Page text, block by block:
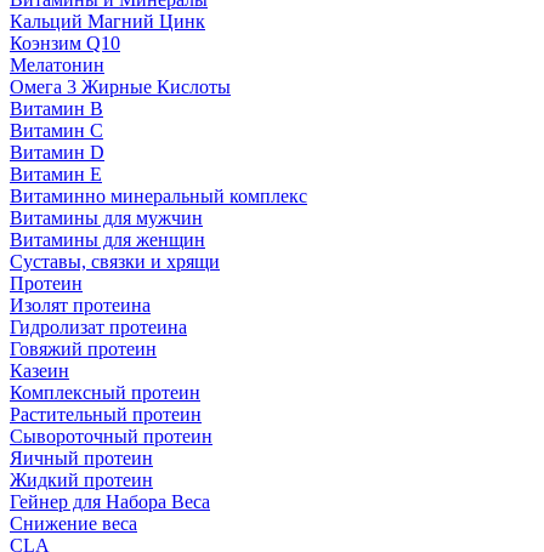
Кальций Магний Цинк
Коэнзим Q10
Мелатонин
Омега 3 Жирные Кислоты
Витамин B
Витамин C
Витамин D
Витамин E
Витаминно минеральный комплекс
Витамины для мужчин
Витамины для женщин
Суставы, связки и хрящи
Протеин
Изолят протеина
Гидролизат протеина
Говяжий протеин
Казеин
Комплексный протеин
Растительный протеин
Сывороточный протеин
Яичный протеин
Жидкий протеин
Гейнер для Набора Веса
Снижение веса
CLA